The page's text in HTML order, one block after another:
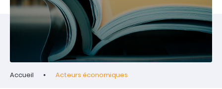
Accueil Acteurs économiques